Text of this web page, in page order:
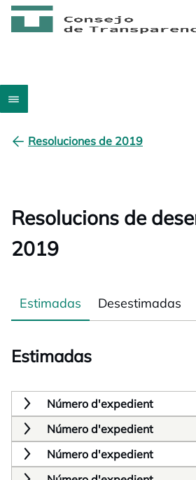
Resoluciones de 2019
Resolucions de
2019
Estimadas Desestimadas
Estimadas
Número d'expedient
Número d'expedient
Número d'expedient